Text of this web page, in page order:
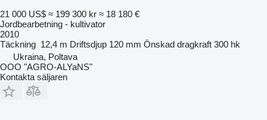
21 000 US$ ≈ 199 300 kr ≈ 18 180 €
Jordbearbetning - kultivator
2010
Täckning 12,4 m Driftsdjup 120 mm Önskad dragkraft 300 hk
Ukraina, Poltava
OOO "AGRO-ALYaNS"
Kontakta säljaren